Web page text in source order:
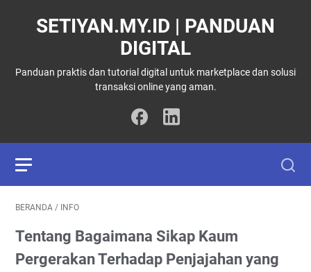
SETIYAN.MY.ID | PANDUAN
DIGITAL
Panduan praktis dan tutorial digital untuk marketplace dan solusi
transaksi online yang aman.
BERANDA / INFO
Tentang Bagaimana Sikap Kaum
Pergerakan Terhadap Penjajahan yang